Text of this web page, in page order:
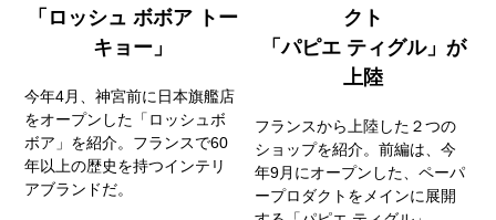
「ロッシュ ボボア トー
キョー」
今年4月、神宮前に日本旗艦店
をオープンした「ロッシュボ
ボア」を紹介。フランスで60
年以上の歴史を持つインテリ
アブランドだ。
クト
「パピエ ティグル」が
上陸
フランスから上陸した２つの
ショップを紹介。前編は、今
年9月にオープンした、ペーパ
ープロダクトをメインに展開